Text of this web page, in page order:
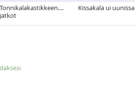
Tonnikalakastikkeen....
jatkot
Kissakala ui uunissa